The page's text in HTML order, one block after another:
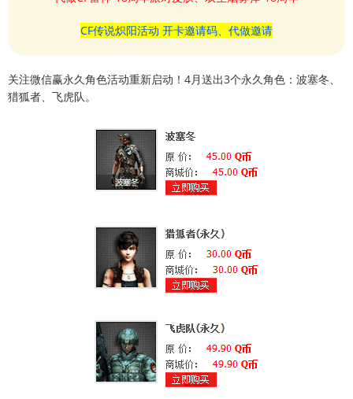
CF传说炽阳活动 开卡邀请码、代做邀请
关注微信赢永久角色活动重新启动！4月送出3个永久角色：波塞冬、
猎狐者、飞虎队。